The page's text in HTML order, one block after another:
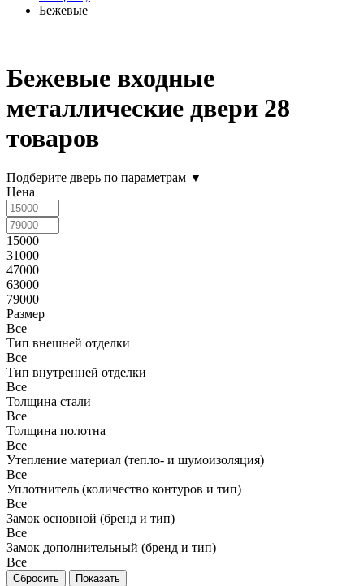
Бежевые
Бежевые входные
металлические двери 28
товаров
Подберите дверь по параметрам ▼
Цена
15000
31000
47000
63000
79000
Размер
Все
Тип внешней отделки
Все
Тип внутренней отделки
Все
Толщина стали
Все
Толщина полотна
Все
Утепление материал (тепло- и шумоизоляция)
Все
Уплотнитель (количество контуров и тип)
Все
Замок основной (бренд и тип)
Все
Замок дополнительный (бренд и тип)
Все